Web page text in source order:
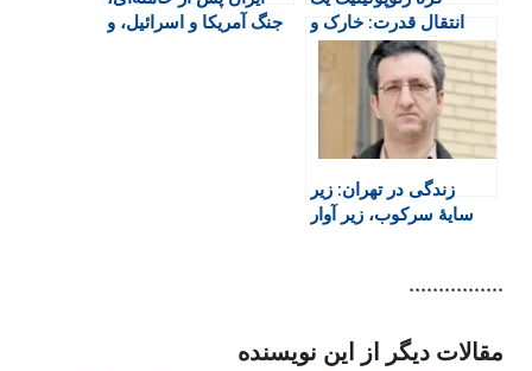
d
انتقال قدرت: خارک و
آینده بحران ایران
جنگ آمریکا و اسرائیل، و
زندگی در تهران: زیر
سایهٔ سرکوب، زیر آوار
****************
مقالات دیگر از این نویسنده